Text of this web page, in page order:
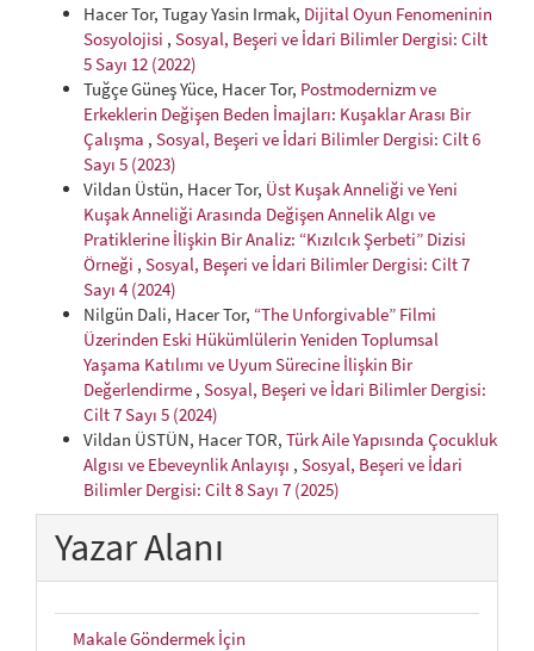
Hacer Tor, Tugay Yasin Irmak, Dijital Oyun Fenomeninin
Sosyolojisi , Sosyal, Beşeri ve İdari Bilimler Dergisi: Cilt
5 Sayı 12 (2022)
Tuğçe Güneş Yüce, Hacer Tor, Postmodernizm ve
Erkeklerin Değişen Beden İmajları: Kuşaklar Arası Bir
Çalışma , Sosyal, Beşeri ve İdari Bilimler Dergisi: Cilt 6
Sayı 5 (2023)
Vildan Üstün, Hacer Tor, Üst Kuşak Anneliği ve Yeni
Kuşak Anneliği Arasında Değişen Annelik Algı ve
Pratiklerine İlişkin Bir Analiz: “Kızılcık Şerbeti” Dizisi
Örneği , Sosyal, Beşeri ve İdari Bilimler Dergisi: Cilt 7
Sayı 4 (2024)
Nilgün Dali, Hacer Tor, “The Unforgivable” Filmi
Üzerinden Eski Hükümlülerin Yeniden Toplumsal
Yaşama Katılımı ve Uyum Sürecine İlişkin Bir
Değerlendirme , Sosyal, Beşeri ve İdari Bilimler Dergisi:
Cilt 7 Sayı 5 (2024)
Vildan ÜSTÜN, Hacer TOR, Türk Aile Yapısında Çocukluk
Algısı ve Ebeveynlik Anlayışı , Sosyal, Beşeri ve İdari
Bilimler Dergisi: Cilt 8 Sayı 7 (2025)
Yazar Alanı
Makale Göndermek İçin